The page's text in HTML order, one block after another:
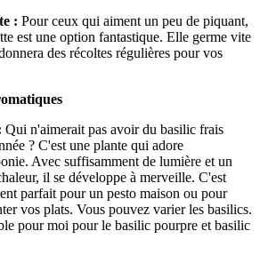
: Pour ceux qui aiment un peu de piquant,
est une option fantastique. Elle germe vite
des récoltes régulières pour vos
Qui n'aimerait pas avoir du basilic frais
? C'est une plante qui adore
Avec suffisamment de lumière et un
il se développe à merveille. C'est
parfait pour un pesto maison ou pour
vos plats. Vous pouvez varier les basilics.
pour moi pour le basilic pourpre et basilic